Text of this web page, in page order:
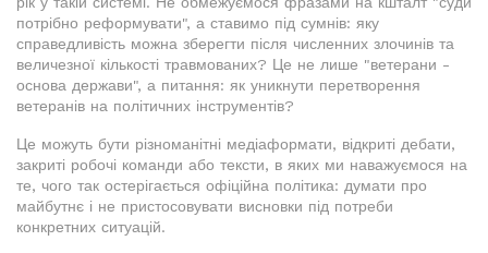
потрібно реформувати", а ставимо під сумнів: яку
справедливість можна зберегти після численних злочинів та
величезної кількості травмованих? Це не лише "ветерани -
основа держави", а питання: як уникнути перетворення
ветеранів на політичних інструментів?
Це можуть бути різноманітні медіаформати, відкриті дебати,
закриті робочі команди або тексти, в яких ми наважуємося на
те, чого так остерігається офіційна політика: думати про
майбутнє і не пристосовувати висновки під потреби
конкретних ситуацій.